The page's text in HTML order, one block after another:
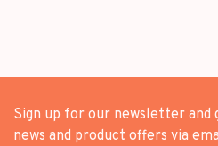
Sign up for our newsletter and
news and product offers via